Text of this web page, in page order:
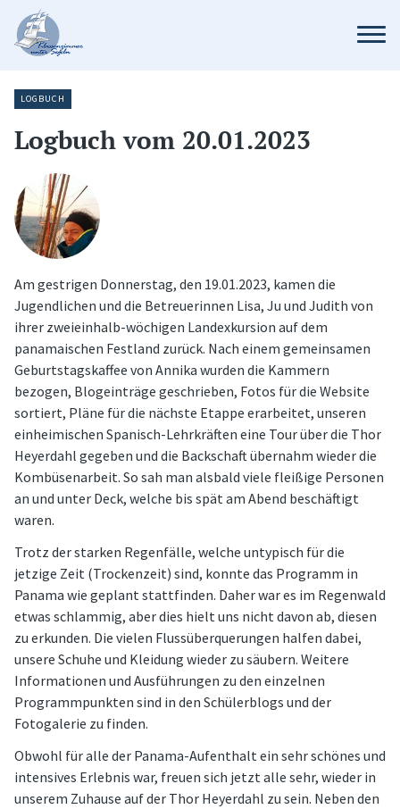
LOGBUCH
Logbuch vom 20.01.2023
Am gestrigen Donnerstag, den 19.01.2023, kamen die
Jugendlichen und die Betreuerinnen Lisa, Ju und Judith von
ihrer zweieinhalb-wöchigen Landexkursion auf dem
panamaischen Festland zurück. Nach einem gemeinsamen
Geburtstagskaffee von Annika wurden die Kammern
bezogen, Blogeinträge geschrieben, Fotos für die Website
sortiert, Pläne für die nächste Etappe erarbeitet, unseren
einheimischen Spanisch-Lehrkräften eine Tour über die Thor
Heyerdahl gegeben und die Backschaft übernahm wieder die
Kombüsenarbeit. So sah man alsbald viele fleißige Personen
an und unter Deck, welche bis spät am Abend beschäftigt
waren.
Trotz der starken Regenfälle, welche untypisch für die
jetzige Zeit (Trockenzeit) sind, konnte das Programm in
Panama wie geplant stattfinden. Daher war es im Regenwald
etwas schlammig, aber dies hielt uns nicht davon ab, diesen
zu erkunden. Die vielen Flussüberquerungen halfen dabei,
unsere Schuhe und Kleidung wieder zu säubern. Weitere
Informationen und Ausführungen zu den einzelnen
Programmpunkten sind in den Schülerblogs und der
Fotogalerie zu finden.
Obwohl für alle der Panama-Aufenthalt ein sehr schönes und
intensives Erlebnis war, freuen sich jetzt alle sehr, wieder in
unserem Zuhause auf der Thor Heyerdahl zu sein. Neben den